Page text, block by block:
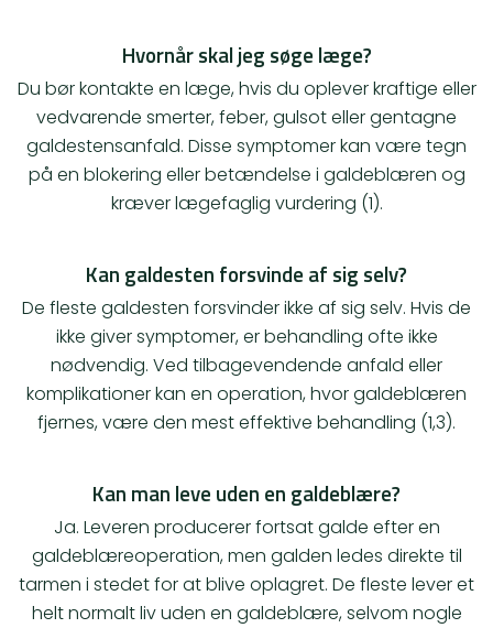
Hvornår skal jeg søge læge?
Du bør kontakte en læge, hvis du oplever kraftige eller
vedvarende smerter, feber, gulsot eller gentagne
galdestensanfald. Disse symptomer kan være tegn
på en blokering eller betændelse i galdeblæren og
kræver lægefaglig vurdering (1).
Kan galdesten forsvinde af sig selv?
De fleste galdesten forsvinder ikke af sig selv. Hvis de
ikke giver symptomer, er behandling ofte ikke
nødvendig. Ved tilbagevendende anfald eller
komplikationer kan en operation, hvor galdeblæren
fjernes, være den mest effektive behandling (1,3).
Kan man leve uden en galdeblære?
Ja. Leveren producerer fortsat galde efter en
galdeblæreoperation, men galden ledes direkte til
tarmen i stedet for at blive oplagret. De fleste lever et
helt normalt liv uden en galdeblære, selvom nogle